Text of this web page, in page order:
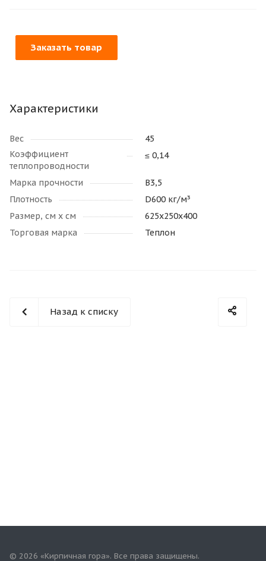
Заказать товар
Характеристики
Вес
45
Коэффициент
теплопроводности
≤ 0,14
Марка прочности
В3,5
Плотность
D600 кг/м³
Размер, см х см
625х250х400
Торговая марка
Теплон
Назад к списку
© 2026 «Кирпичная гора». Все права защищены.